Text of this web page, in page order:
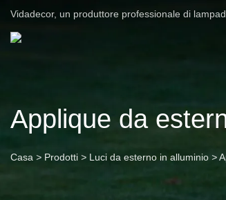
Vidadecor, un produttore professionale di
Applique da
Casa > Prodotti > Luci da esterno in alluminio >